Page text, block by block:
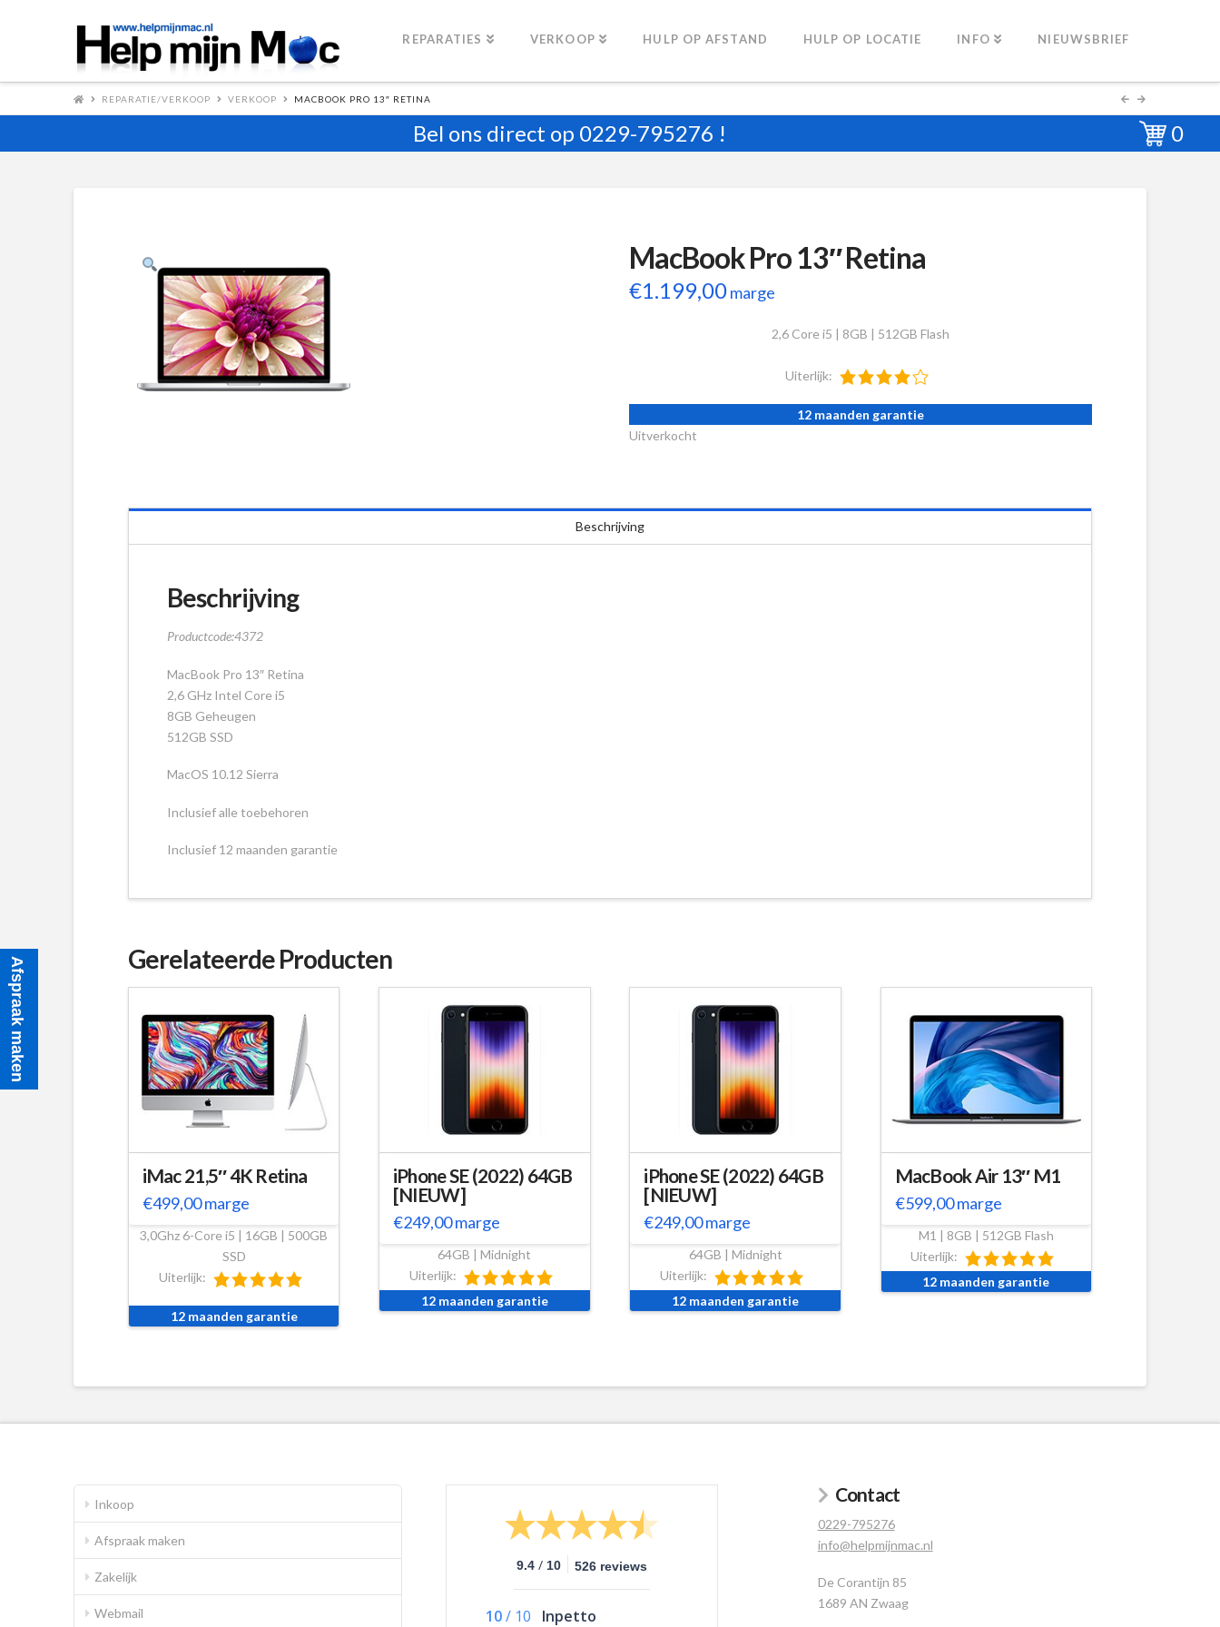
REPARATIES VERKOOP HULP OP AFSTAND HULP OP LOCATIE INFO NIEUWSBRIEF
REPARATIE/VERKOOP VERKOOP MACBOOK PRO 13″ RETINA
Bel ons direct op 0229-795276 ! 0
MacBook Pro 13″ Retina
€1.199,00marge
2,6 Core i5 | 8GB | 512GB Flash
Uiterlijk:
12 maanden garantie
Uitverkocht
Beschrijving
Beschrijving
Productcode:4372
MacBook Pro 13″ Retina
2,6 GHz Intel Core i5
8GB Geheugen
512GB SSD
MacOS 10.12 Sierra
Inclusief alle toebehoren
Inclusief 12 maanden garantie
Gerelateerde Producten
iMac 21,5″ 4K Retina
€499,00marge
3,0Ghz 6-Core i5 | 16GB | 500GB
SSD
Uiterlijk:
12 maanden garantie
iPhone SE (2022) 64GB
[NIEUW]
€249,00marge
64GB | Midnight
Uiterlijk:
12 maanden garantie
iPhone SE (2022) 64GB
[NIEUW]
€249,00marge
64GB | Midnight
Uiterlijk:
12 maanden garantie
MacBook Air 13″ M1
€599,00marge
M1 | 8GB | 512GB Flash
Uiterlijk:
12 maanden garantie
Inkoop
Afspraak maken
Zakelijk
Webmail
9.4 / 10 526 reviews
10/ 10 Inpetto
Contact
0229-795276
info@helpmijnmac.nl
De Corantijn 85
1689 AN Zwaag
Afspraak maken